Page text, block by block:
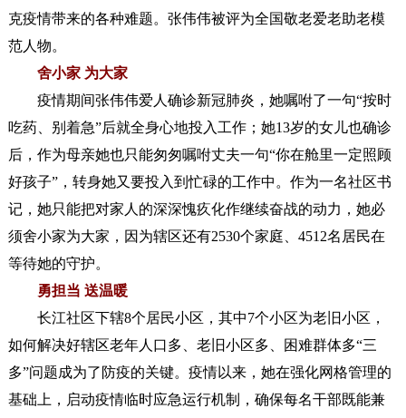
克疫情带来的各种难题。张伟伟被评为全国敬老爱老助老模
范人物。
舍小家 为大家
疫情期间张伟伟爱人确诊新冠肺炎，她嘱咐了一句“按时
吃药、别着急”后就全身心地投入工作；她13岁的女儿也确诊
后，作为母亲她也只能匆匆嘱咐丈夫一句“你在舱里一定照顾
好孩子”，转身她又要投入到忙碌的工作中。作为一名社区书
记，她只能把对家人的深深愧疚化作继续奋战的动力，她必
须舍小家为大家，因为辖区还有2530个家庭、4512名居民在
等待她的守护。
勇担当 送温暖
长江社区下辖8个居民小区，其中7个小区为老旧小区，
如何解决好辖区老年人口多、老旧小区多、困难群体多“三
多”问题成为了防疫的关键。疫情以来，她在强化网格管理的
基础上，启动疫情临时应急运行机制，确保每名干部既能兼